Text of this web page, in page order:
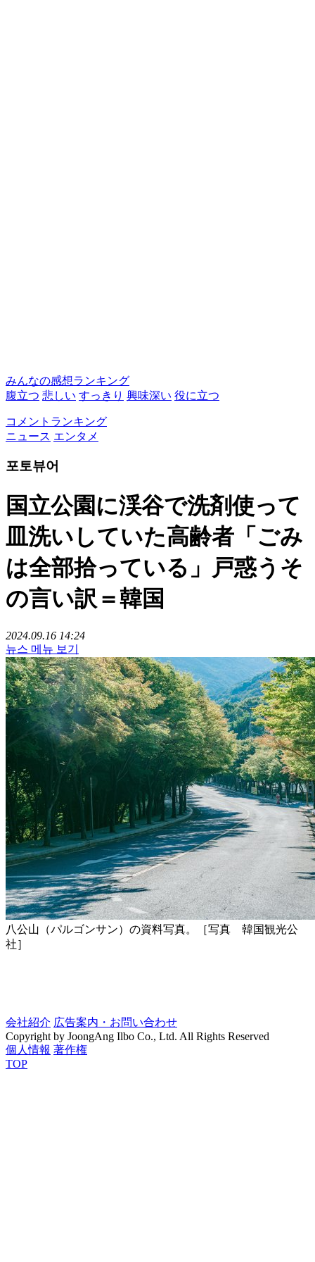
みんなの感想ランキング
腹立つ 悲しい すっきり 興味深い 役に立つ
コメントランキング
ニュース エンタメ
포토뷰어
国立公園に渓谷で洗剤使って
皿洗いしていた高齢者「ごみ
は全部拾っている」戸惑うそ
の言い訳＝韓国
2024.09.16 14:24
뉴스 메뉴 보기
八公山（パルゴンサン）の資料写真。［写真 韓国観光公
社］
会社紹介 広告案内・お問い合わせ
Copyright by JoongAng Ilbo Co., Ltd. All Rights Reserved
個人情報 著作権
TOP